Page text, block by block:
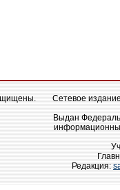
Сетевое
Выдан
Редакция: